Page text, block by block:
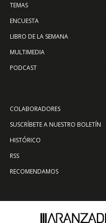
TEMAS
ENCUESTA
LIBRO DE LA SEMANA
MULTIMEDIA
PODCAST
COLABORADORES
SUSCRÍBETE A NUESTRO BOLETÍN
HISTÓRICO
RSS
RECOMENDAMOS